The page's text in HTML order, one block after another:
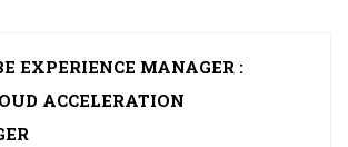
EXPERIENCE MANAGER :
ACCELERATION